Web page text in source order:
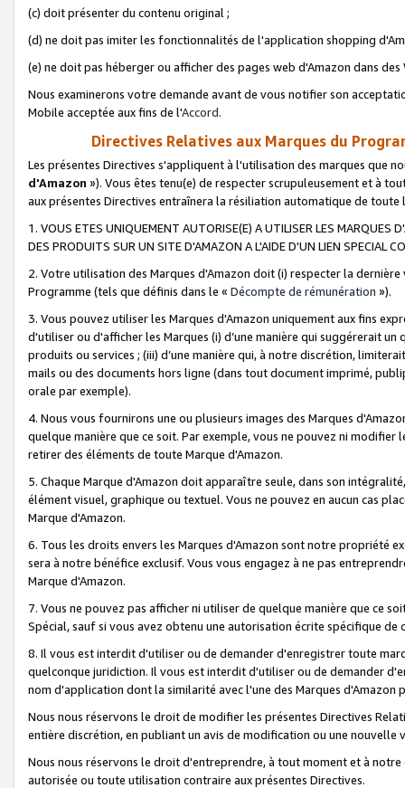
(c) doit présenter du contenu original ;
(d) ne doit pas imiter les fonctionnalités de l'application shopping
(e) ne doit pas héberger ou afficher des pages web d'Amazon dans
Nous examinerons votre demande avant de vous notifier son
Mobile acceptée aux fins de l'Accord.
Directives Relatives aux Marques du
Les présentes Directives s'appliquent à l'utilisation des marques que
d'Amazon »). Vous êtes tenu(e) de respecter scrupuleusement et à
aux présentes Directives entraînera la résiliation automatique de
1. VOUS ETES UNIQUEMENT AUTORISE(E) A UTILISER LES MARQUES
DES PRODUITS SUR UN SITE D'AMAZON A L'AIDE D'UN LIEN SPECIAL
2. Votre utilisation des Marques d'Amazon doit (i) respecter la
Programme (tels que définis dans le « Décompte de rémunération »).
3. Vous pouvez utiliser les Marques d'Amazon uniquement aux fins
d'utiliser ou d'afficher les Marques (i) d’une manière qui suggérerait
produits ou services ; (iii) d’une manière qui, à notre discrétion,
mails ou des documents hors ligne (dans tout document imprimé,
orale par exemple).
4. Nous vous fournirons une ou plusieurs images des Marques
quelque manière que ce soit. Par exemple, vous ne pouvez ni
retirer des éléments de toute Marque d'Amazon.
5. Chaque Marque d'Amazon doit apparaître seule, dans son
élément visuel, graphique ou textuel. Vous ne pouvez en aucun cas
Marque d'Amazon.
6. Tous les droits envers les Marques d'Amazon sont notre propriété
sera à notre bénéfice exclusif. Vous vous engagez à ne pas
Marque d'Amazon.
7. Vous ne pouvez pas afficher ni utiliser de quelque manière que ce
Spécial, sauf si vous avez obtenu une autorisation écrite spécifique de
8. Il vous est interdit d'utiliser ou de demander d'enregistrer toute
quelconque juridiction. Il vous est interdit d'utiliser ou de demander
nom d'application dont la similarité avec l'une des Marques
Nous nous réservons le droit de modifier les présentes Directives
entière discrétion, en publiant un avis de modification ou une nouvelle
Nous nous réservons le droit d'entreprendre, à tout moment et à
autorisée ou toute utilisation contraire aux présentes Directives.